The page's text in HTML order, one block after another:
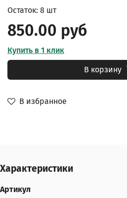
В избранное
Остаток: 8 шт
850.00 руб
Купить в 1 клик
В корзину
Характеристики
Артикул